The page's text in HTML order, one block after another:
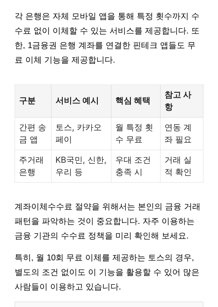
각 은행은 자체 모바일 앱을 통해 특정 횟수까지 수
수료 없이 이체할 수 있는 서비스를 제공합니다. 또
한, 1금융권 은행 계좌를 연결한 핀테크 앱들도 무
료 이체 기능을 제공합니다.
구분 서비스 예시 핵심 혜택
참고 사
항
간편 송
금 앱
토스, 카카오
페이
월 특정 횟
수 무료
연동 계
좌 필요
주거래
은행
KB국민, 신한,
우리 등
우대 조건
충족 시
거래 실
적 확인
계좌이체수수료 절약을 위해서는 본인의 금융 거래
패턴을 파악하는 것이 중요합니다. 자주 이용하는
금융 기관의 수수료 정책을 미리 확인해 보세요.
특히, 월 10회 무료 이체를 제공하는 토스의 경우,
별도의 조건 없이도 이 기능을 활용할 수 있어 많은
사람들이 이용하고 있습니다.